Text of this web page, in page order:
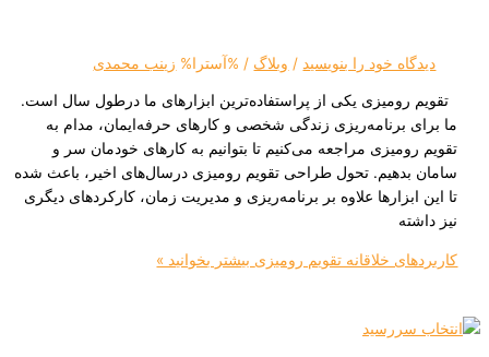
خود را بنویسید / وبلاگ/ %آسترا% زینب محمدی
یکی از پراستفاده‌ترین ابزارهای ما درطول سال است.
برنامه‌ریزی زندگی شخصی و کارهای حرفه‌ایمان، مدام به
مراجعه می‌کنیم تا بتوانیم به کارهای خودمان سر و
تحول طراحی تقویم رومیزی درسال‌های اخیر، باعث شده
علاوه بر برنامه‌ریزی و مدیریت زمان، کارکردهای دیگری
خلاقانه تقویم رومیزیبیشتر بخوانید »